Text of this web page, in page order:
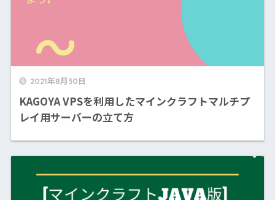
2021年8月30日
KAGOYA VPSを利用したマインクラフトマルチプ
レイ用サーバーの立て方